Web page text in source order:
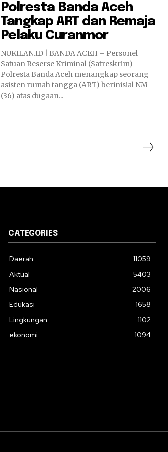
Polresta Banda Aceh
Tangkap ART dan Remaja
Pelaku Curanmor
NUKILAN.ID | BANDA ACEH – Personel
Satuan Reserse Kriminal (Satreskrim)
Polresta Banda Aceh menangkap seorang
asisten rumah tangga (ART) berinisial NM
(36) atas dugaan...
CATEGORIES
Daerah
11059
Aktual
5403
Nasional
2006
Edukasi
1658
Lingkungan
1102
ekonomi
1094